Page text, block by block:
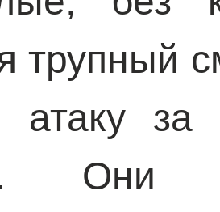
трупный
атаку за
Они